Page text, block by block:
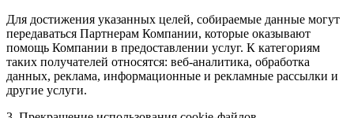
Для достижения указанных целей, собираемые данные могут
передаваться Партнерам Компании, которые оказывают
помощь Компании в предоставлении услуг. К категориям
таких получателей относятся: веб-аналитика, обработка
данных, реклама, информационные и рекламные рассылки и
другие услуги.